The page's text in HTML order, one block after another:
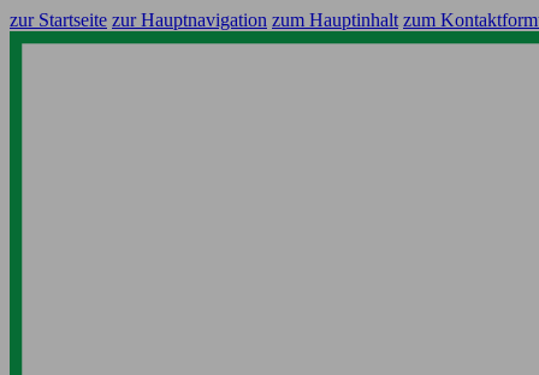
zur Startseite zur Hauptnavigation zum Hauptinhalt zum